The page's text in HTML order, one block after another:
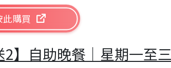
此購買
2】自助晚餐｜星期一至